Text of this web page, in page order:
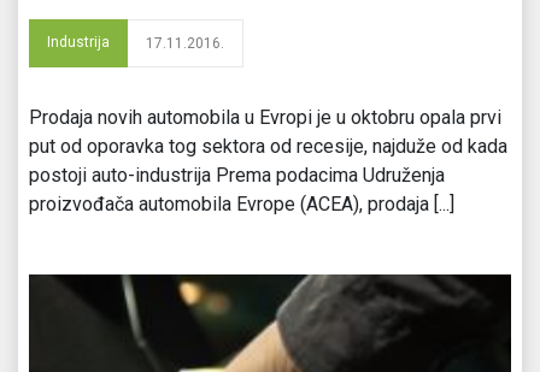
Industrija 17.11.2016.
Prodaja novih automobila u Evropi je u oktobru opala prvi
put od oporavka tog sektora od recesije, najduže od kada
postoji auto-industrija Prema podacima Udruženja
proizvođača automobila Evrope (ACEA), prodaja [...]